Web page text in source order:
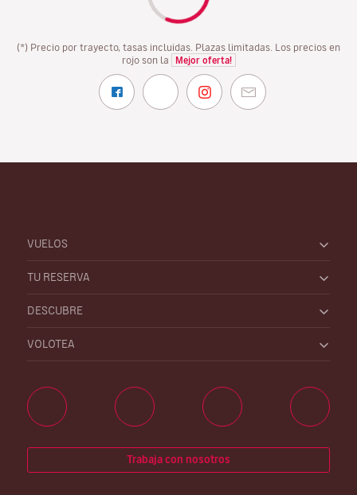
(*) Precio por trayecto, tasas incluidas. Plazas limitadas. Los precios en
rojo son la
Mejor oferta!
VUELOS
TU RESERVA
DESCUBRE
VOLOTEA
Trabaja con nosotros